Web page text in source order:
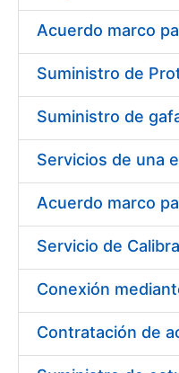
Show/Hide